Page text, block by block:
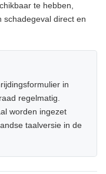
te hebben,
schadegeval direct en
in
regelmatig.
worden ingezet
taalversie in de